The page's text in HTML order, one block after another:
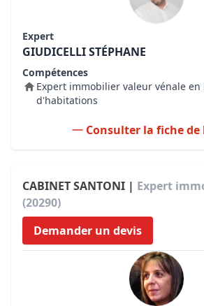
Expert
GIUDICELLI STÉPHANE
Compétences
Expert immobilier valeur vénale en
d'habitations
Consulter la fiche de
CABINET SANTONI | Expert
(20290)
Demander un devis